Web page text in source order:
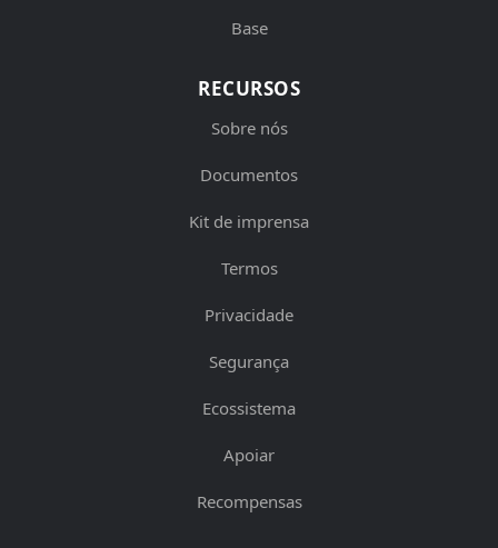
Base
RECURSOS
Sobre nós
Documentos
Kit de imprensa
Termos
Privacidade
Segurança
Ecossistema
Apoiar
Recompensas